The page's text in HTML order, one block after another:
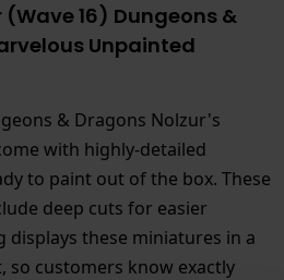
16) Dungeons &
Unpainted
& Dragons Nolzur's
with highly-detailed
to paint out of the box. These
deep cuts for easier
displays these miniatures in a
so customers know exactly